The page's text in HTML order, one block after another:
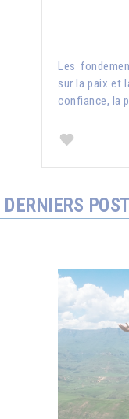
Les
sur la paix et
confiance, la
DERNIERS